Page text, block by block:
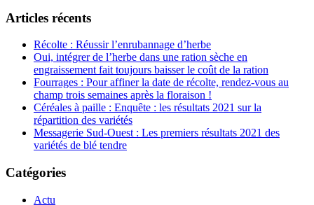
Articles récents
Récolte : Réussir l’enrubannage d’herbe
Oui, intégrer de l’herbe dans une ration sèche en
engraissement fait toujours baisser le coût de la ration
Fourrages : Pour affiner la date de récolte, rendez-vous au
champ trois semaines après la floraison !
Céréales à paille : Enquête : les résultats 2021 sur la
répartition des variétés
Messagerie Sud-Ouest : Les premiers résultats 2021 des
variétés de blé tendre
Catégories
Actu